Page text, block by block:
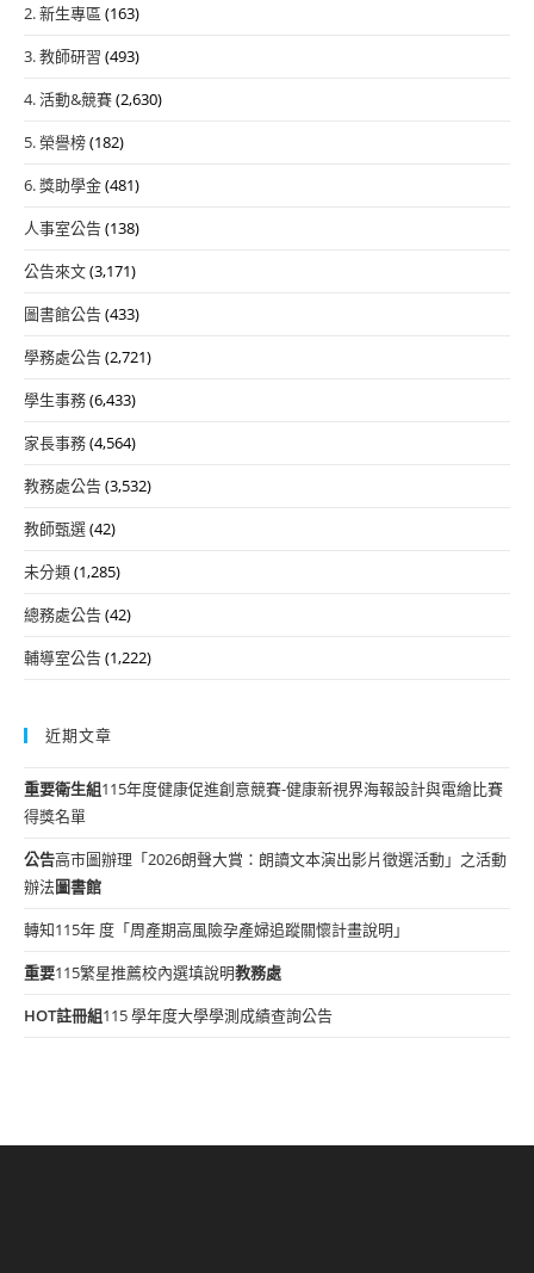
2. 新生專區 (163)
3. 教師研習 (493)
4. 活動&競賽(2,630)
5. 榮譽榜(182)
6. 獎助學金(481)
人事室公告(138)
公告來文(3,171)
圖書館公告(433)
學務處公告(2,721)
學生事務(6,433)
家長事務(4,564)
教務處公告(3,532)
教師甄選(42)
未分類(1,285)
總務處公告(42)
輔導室公告(1,222)
近期文章
重要衛生組115年度健康促進創意競賽-健康新視界海報設計與電繪比賽
得獎名單
公告高市圖辦理「2026朗聲大賞：朗讀文本演出影片徵選活動」之活動
辦法圖書館
轉知115年 度「周產期高風險孕產婦追蹤關懷計畫說明」
重要115繁星推薦校內選填說明教務處
HOT註冊組115 學年度大學學測成績查詢公告